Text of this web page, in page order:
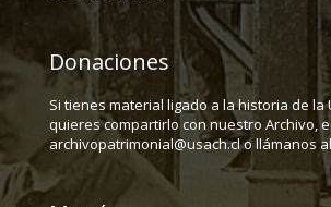
Donaciones
Si tienes material ligado a la historia de la
quieres compartirlo con nuestro Archivo,
archivopatrimonial@usach.cl o llámanos al